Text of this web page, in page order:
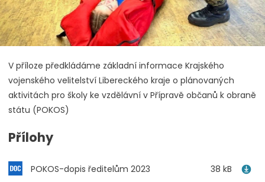
V příloze předkládáme základní informace Krajského
vojenského velitelství Libereckého kraje o plánovaných
aktivitách pro školy ke vzdělávní v Přípravě občanů k obraně
státu (POKOS)
Přílohy
POKOS-dopis ředitelům 2023 38 kB